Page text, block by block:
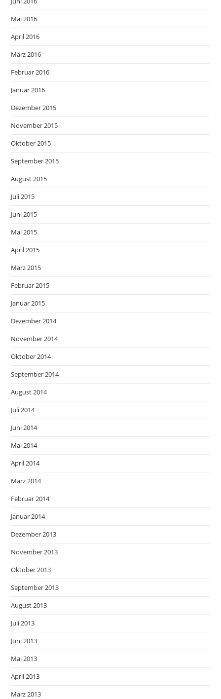
Mai 2016
April 2016
März 2016
Februar 2016
Januar 2016
Dezember 2015
November 2015
Oktober 2015
September 2015
August 2015
Juli 2015
Juni 2015
Mai 2015
April 2015
März 2015
Februar 2015
Januar 2015
Dezember 2014
November 2014
Oktober 2014
September 2014
August 2014
Juli 2014
Juni 2014
Mai 2014
April 2014
März 2014
Februar 2014
Januar 2014
Dezember 2013
November 2013
Oktober 2013
September 2013
August 2013
Juli 2013
Juni 2013
Mai 2013
April 2013
März 2013